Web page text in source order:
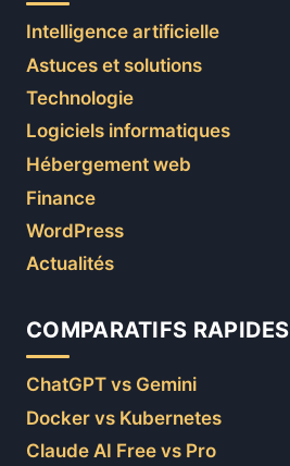
Intelligence artificielle
Astuces et solutions
Technologie
Logiciels informatiques
Hébergement web
Finance
WordPress
Actualités
COMPARATIFS RAPIDES
ChatGPT vs Gemini
Docker vs Kubernetes
Claude AI Free vs Pro